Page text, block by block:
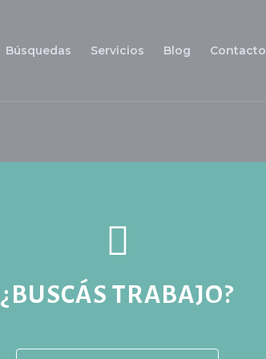
Búsquedas Servicios Blog Contacto
¿BUSCÁS TRABAJO?